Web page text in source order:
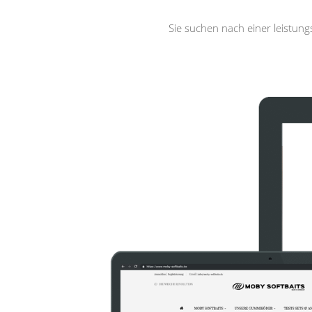
Sie suchen nach einer